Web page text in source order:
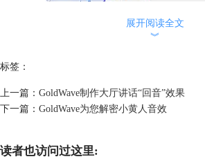
展开阅读全文
︾
标签：
上一篇： GoldWave制作大厅讲话“回音”效果
下一篇： GoldWave为您解密小黄人音效
读者也访问过这里: